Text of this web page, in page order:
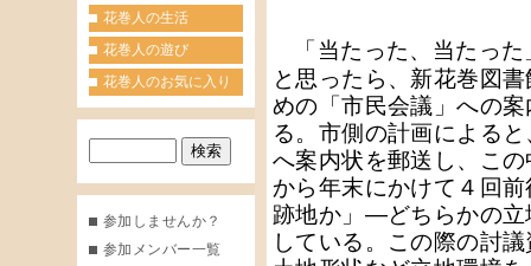
花巻人の生活
花巻人の遊び
花巻人のお気に入り
参加しませんか？
参加メンバー一覧
「当たった、当たっ
と思ったら、新花巻図
めの「市民会議」への
る。市側の計画による
へ案内状を郵送し、こ
から年末にかけて４回
跡地か」―どちらかの立
している。この際の討